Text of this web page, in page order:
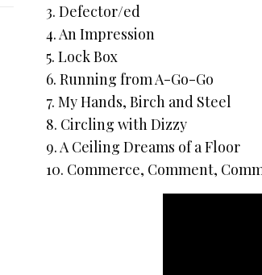
3. Defector/ed
4. An Impression
5. Lock Box
6. Running from A-Go-Go
7. My Hands, Birch and Steel
8. Circling with Dizzy
9. A Ceiling Dreams of a Floor
10. Commerce, Comment,